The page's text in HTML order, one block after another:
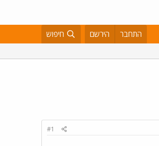
התחבר הירשם חיפוש
#1